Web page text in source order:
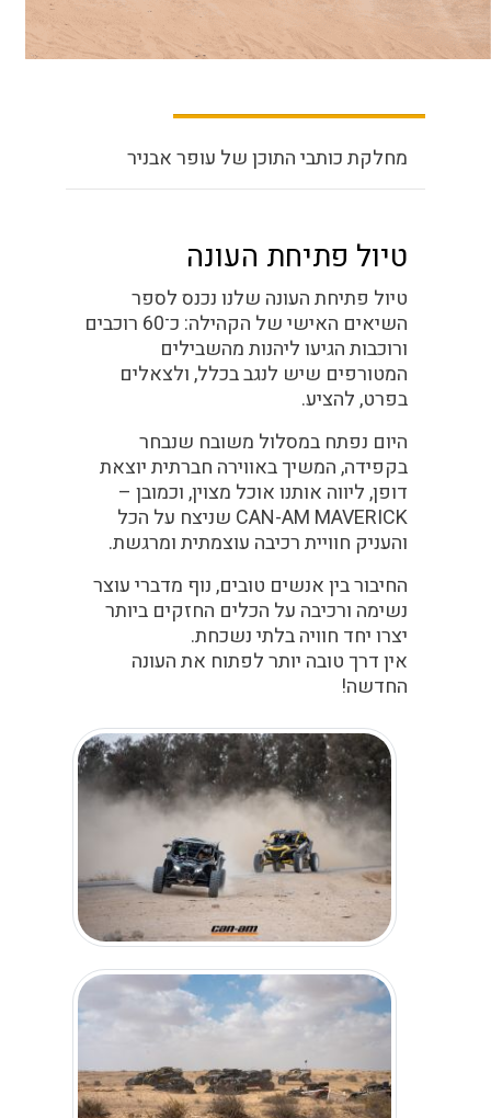
מחלקת כותבי התוכן של עופר אבניר
טיול פתיחת העונה
טיול פתיחת העונה שלנו נכנס לספר
השיאים האישי של הקהילה: כ־60 רוכבים
ורוכבות הגיעו ליהנות מהשבילים
המטורפים שיש לנגב בכלל, ולצאלים
בפרט, להציע.
היום נפתח במסלול משובח שנבחר
בקפידה, המשיך באווירה חברתית יוצאת
דופן, ליווה אותנו אוכל מצוין, וכמובן –
CAN-AM MAVERICK שניצח על הכל
והעניק חוויית רכיבה עוצמתית ומרגשת.
החיבור בין אנשים טובים, נוף מדברי עוצר
נשימה ורכיבה על הכלים החזקים ביותר
יצרו יחד חוויה בלתי נשכחת.
אין דרך טובה יותר לפתוח את העונה
החדשה!